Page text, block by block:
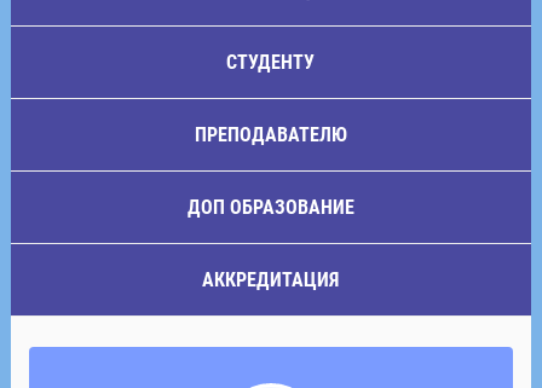
СТУДЕНТУ
ПРЕПОДАВАТЕЛЮ
ДОП ОБРАЗОВАНИЕ
АККРЕДИТАЦИЯ